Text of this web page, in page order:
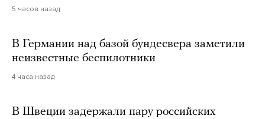
5 часов назад
В Германии над базой бундесвера заметили
неизвестные беспилотники
4 часа назад
В Швеции задержали пару российских